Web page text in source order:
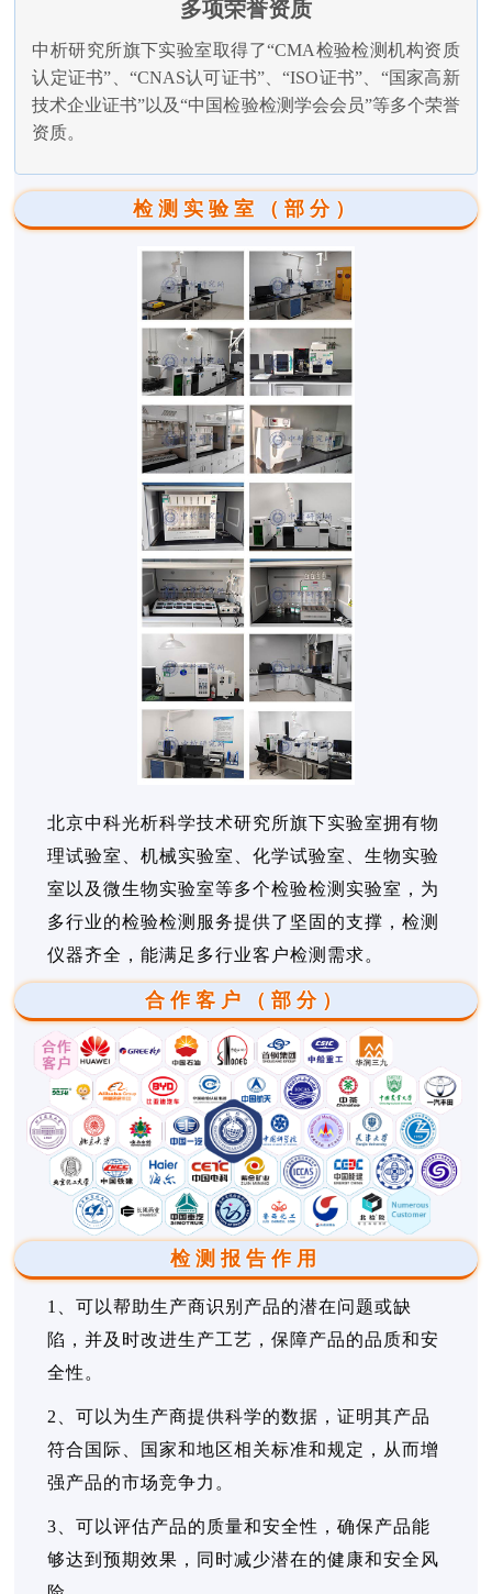
多项荣誉资质
中析研究所旗下实验室取得了“CMA检验检测机构资质
认定证书”、“CNAS认可证书”、“ISO证书”、“国家高新
技术企业证书”以及“中国检验检测学会会员”等多个荣誉
资质。
检测实验室（部分）
北京中科光析科学技术研究所旗下实验室拥有物
理试验室、机械实验室、化学试验室、生物实验
室以及微生物实验室等多个检验检测实验室，为
多行业的检验检测服务提供了坚固的支撑，检测
仪器齐全，能满足多行业客户检测需求。
合作客户（部分）
检测报告作用
1、可以帮助生产商识别产品的潜在问题或缺
陷，并及时改进生产工艺，保障产品的品质和安
全性。
2、可以为生产商提供科学的数据，证明其产品
符合国际、国家和地区相关标准和规定，从而增
强产品的市场竞争力。
3、可以评估产品的质量和安全性，确保产品能
够达到预期效果，同时减少潜在的健康和安全风